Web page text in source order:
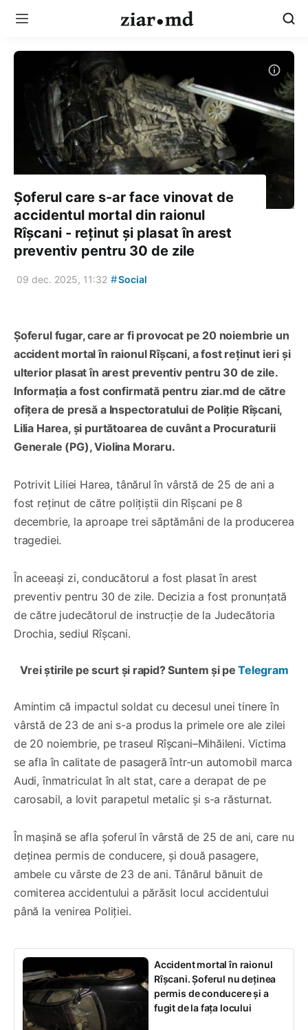
Șoferul care s-ar face vinovat de
accidentul mortal din raionul
Rîșcani - reținut și plasat în arest
preventiv pentru 30 de zile
09 dec. 2025, 11:32 #Social
Șoferul fugar, care ar fi provocat pe 20 noiembrie un
accident mortal în raionul Rîșcani, a fost reținut ieri și
ulterior plasat în arest preventiv pentru 30 de zile.
Informația a fost confirmată pentru ziar.md de către
ofițera de presă a Inspectoratului de Poliție Rîșcani,
Lilia Harea, și purtătoarea de cuvânt a Procuraturii
Generale (PG), Violina Moraru.
Potrivit Liliei Harea, tânărul în vârstă de 25 de ani a
fost reținut de către polițiștii din Rîșcani pe 8
decembrie, la aproape trei săptămâni de la producerea
tragediei.
În aceeași zi, conducătorul a fost plasat în arest
preventiv pentru 30 de zile. Decizia a fost pronunțată
de către judecătorul de instrucție de la Judecătoria
Drochia, sediul Rîșcani.
Vrei știrile pe scurt și rapid? Suntem și peTelegram
Amintim că impactul soldat cu decesul unei tinere în
vârstă de 23 de ani s-a produs la primele ore ale zilei
de 20 noiembrie, pe traseul Rîșcani–Mihăileni. Victima
se afla în calitate de pasageră într-un automobil marca
Audi, înmatriculat în alt stat, care a derapat de pe
carosabil, a lovit parapetul metalic și s-a răsturnat.
În mașină se afla șoferul în vârstă de 25 de ani, care nu
deținea permis de conducere, și două pasagere,
ambele cu vârste de 23 de ani. Tânărul bănuit de
comiterea accidentului a părăsit locul accidentului
până la venirea Poliției.
Accident mortal în raionul
Rîșcani. Șoferul nu deținea
permis de conducere și a
fugit de la fața locului